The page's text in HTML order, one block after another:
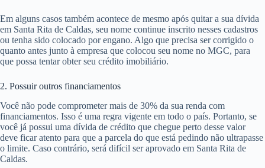
Em alguns casos também acontece de mesmo após quitar a sua dívida
em Santa Rita de Caldas, seu nome continue inscrito nesses cadastros
ou tenha sido colocado por engano. Algo que precisa ser corrigido o
quanto antes junto à empresa que colocou seu nome no MGC, para
que possa tentar obter seu crédito imobiliário.
2. Possuir outros financiamentos
Você não pode comprometer mais de 30% da sua renda com
financiamentos. Isso é uma regra vigente em todo o país. Portanto, se
você já possui uma dívida de crédito que chegue perto desse valor
deve ficar atento para que a parcela do que está pedindo não ultrapasse
o limite. Caso contrário, será difícil ser aprovado em Santa Rita de
Caldas.